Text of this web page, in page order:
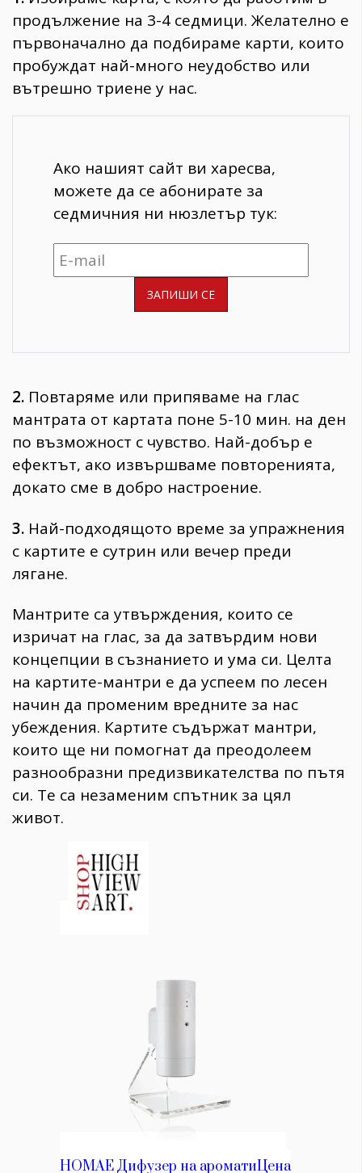
продължение на 3-4 седмици. Желателно е
първоначално да подбираме карти, които
пробуждат най-много неудобство или
вътрешно триене у нас.
Ако нашият сайт ви харесва,
можете да се абонирате за
седмичния ни нюзлетър тук:
2. Повтаряме или припяваме на глас
мантрата от картата поне 5-10 мин. на ден
по възможност с чувство. Най-добър е
ефектът, ако извършваме повторенията,
докато сме в добро настроение.
3. Най-подходящото време за упражнения
с картите е сутрин или вечер преди
лягане.
Мантрите са утвърждения, които се
изричат на глас, за да затвърдим нови
концепции в съзнанието и ума си. Целта
на картите-мантри е да успеем по лесен
начин да променим вредните за нас
убеждения. Картите съдържат мантри,
които ще ни помогнат да преодолеем
разнообразни предизвикателства по пътя
си. Те са незаменим спътник за цял
живот.